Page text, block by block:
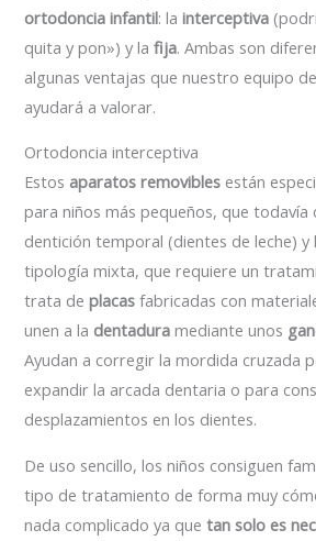
ortodoncia infantil: lainterceptiva
quita y pon») y lafija. Ambas son
algunas ventajas que nuestro equipo
ayudará a valorar.
Ortodoncia interceptiva
Estos aparatos removibles están
para niños más pequeños, que todavía
dentición temporal (dientes de leche) y
tipología mixta, que requiere un
trata deplacas fabricadas con
unen a la dentadura mediante unos
Ayudan a corregir la mordida cruzada
expandir la arcada dentaria o para
desplazamientos en los dientes.
De uso sencillo, los niños consiguen
tipo de tratamiento de forma muy
nada complicado ya quetan solo es